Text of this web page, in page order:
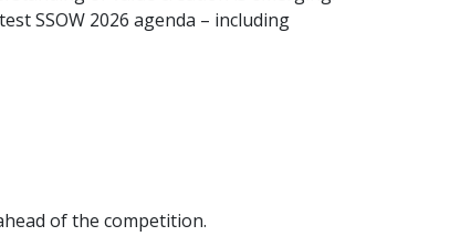
SSOW 2026 agenda – including
of the competition.